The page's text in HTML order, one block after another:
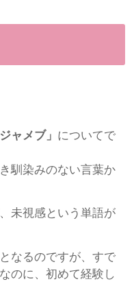
ジャメブ」 についてで
馴染みのない言葉か
未視感という単語が
なるのですが、すで
のに、初めて経験し